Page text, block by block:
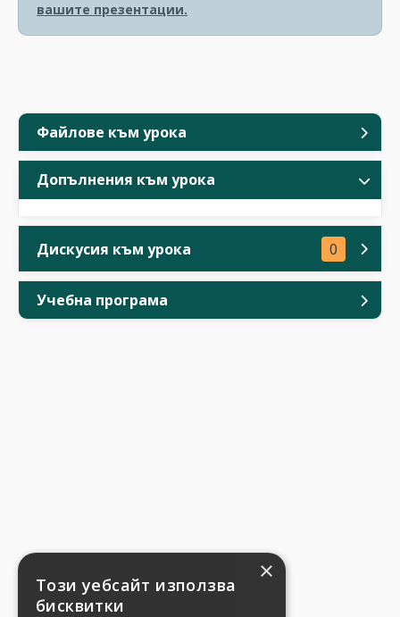
Файлове към урока
Допълнения към урока
Дискусия към урока 0
Учебна програма
вашите презентации.
×
Този уебсайт използва
бисквитки